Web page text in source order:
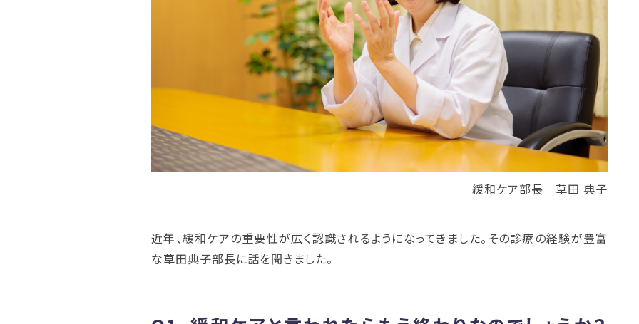
緩和ケア部長 草田 典子
近年、緩和ケアの重要性が広く認識されるようになってきました。その診療の経験が豊富
な草田典子部長に話を聞きました。